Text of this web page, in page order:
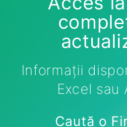
Informații
Excel sau
Caută o